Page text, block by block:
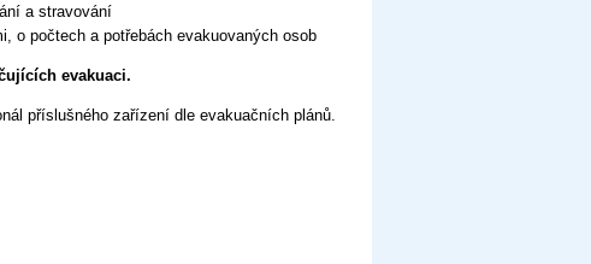
a stravování
o počtech a potřebách evakuovaných osob
evakuaci.
příslušného zařízení dle evakuačních plánů.